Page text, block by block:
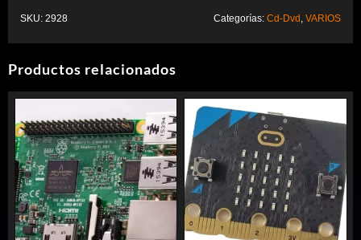
SKU: 2928 Categorías: Cd-Dvd , VARIOS
Productos relacionados